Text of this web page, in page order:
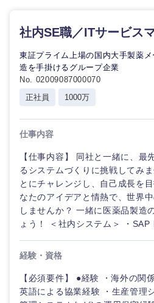
近畿地方
大阪府
奈良県
社内SE職／ITサービス
東証プライム上場の国内大手製薬
造を手掛けるグループ企業
No. 02009087000070
正社員
1000万
仕事内容
【仕事内容】 同社と一緒に、最
るシステムづくりに挑戦してみ
とにチャレンジし、自己成長を
なたのアイデアと情熱で、世界
しませんか？ 一緒に医薬品製造
ょう！ ＜社内システム＞ ・SAP
経験・資格
【必須要件】 ●経験 ・海外の関
英語による協業経験 ・生産管理